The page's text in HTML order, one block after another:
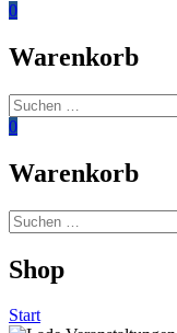
0
Warenkorb
Suchen
nach:
0
Warenkorb
Suchen
nach:
Shop
Start